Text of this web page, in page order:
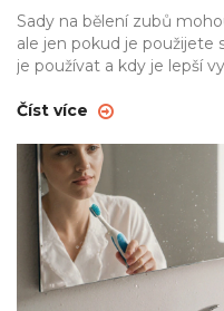
Sady na bělení zubů
ale jen pokud je použijete
je používat a kdy je lepší
Číst více